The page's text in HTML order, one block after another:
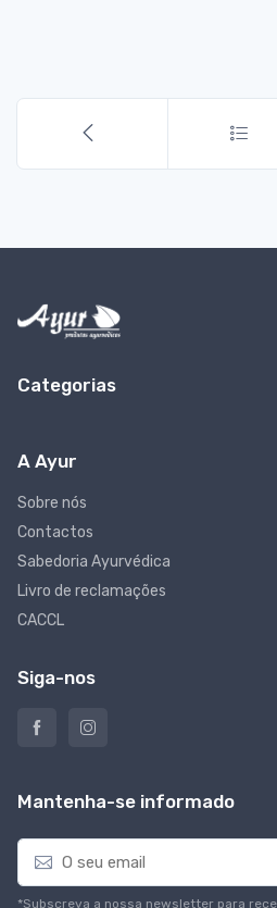
Categorias
A Ayur
Sobre nós
Contactos
Sabedoria Ayurvédica
Livro de reclamações
CACCL
Siga-nos
Mantenha-se informado
E
a
*Subscreva a nossa newsletter para